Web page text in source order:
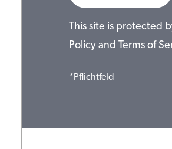
This site is protected
Policy and Terms of
*Pflichtfeld